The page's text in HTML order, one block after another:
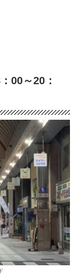
00～20：